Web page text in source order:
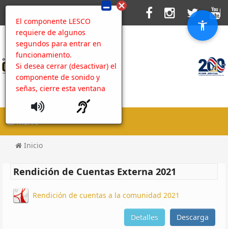
El componente LESCO
requiere de algunos
segundos para entrar en
funcionamiento.
Si desea cerrar (desactivar) el
componente de sonido y
señas, cierre esta ventana
MENU
Inicio
Rendición de Cuentas Externa 2021
Rendición de cuentas a la comunidad 2021
Descarga
Detalles